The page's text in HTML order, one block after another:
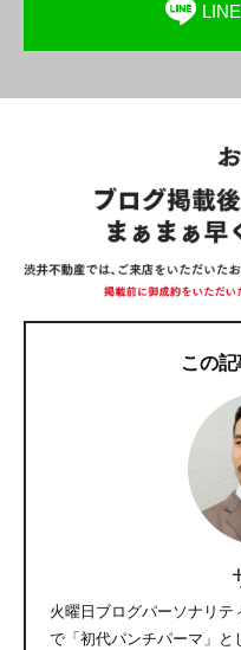
この
火曜日ブログパーソナリ
で「初代パンチパーマ」と